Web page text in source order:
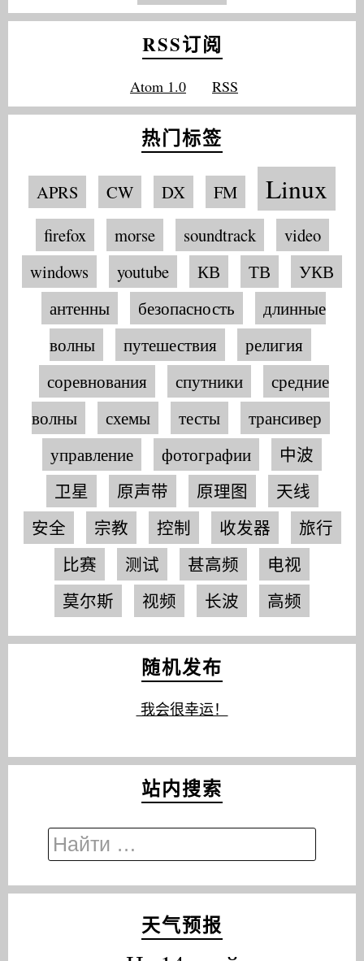
RSS订阅
Atom 1.0 RSS
热门标签
APRS CW DX FM Linux
firefox morse soundtrack
video
windows
youtube КВ ТВ
УКВ
антенны
безопасность
длинные
волны
путешествия
религия
соревнования
спутники
средние
волны
схемы тесты
трансивер
управление
фотографии
中波
卫星
原声带 原理图
天线
安全
宗教 控制 收发器
旅行
比赛
测试 甚高频
电视
莫尔斯
视频 长波 高频
随机发布
我会很幸运！
站内搜索
天气预报